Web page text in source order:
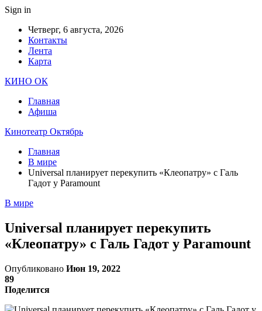
Sign in
Четверг, 6 августа, 2026
Контакты
Лента
Карта
КИНО ОК
Главная
Афиша
Кинотеатр Октябрь
Главная
В мире
Universal планирует перекупить «Клеопатру» с Галь
Гадот у Paramount
В мире
Universal планирует перекупить
«Клеопатру» с Галь Гадот у Paramount
Опубликовано Июн 19, 2022
89
Поделится